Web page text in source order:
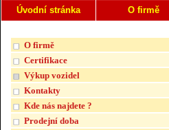
Úvodní stránka O firmě
O firmě
Certifikace
Výkup vozidel
Kontakty
Kde nás najdete ?
Prodejní doba